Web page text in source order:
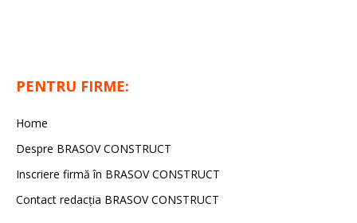
PENTRU FIRME:
Home
Despre BRASOV CONSTRUCT
Inscriere firmă în BRASOV CONSTRUCT
Contact redacţia BRASOV CONSTRUCT